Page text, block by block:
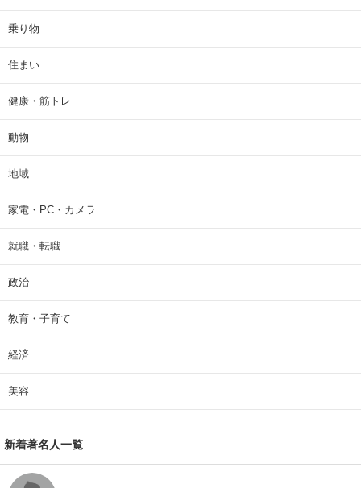
乗り物
住まい
健康・筋トレ
動物
地域
家電・PC・カメラ
就職・転職
政治
教育・子育て
経済
美容
新着著名人一覧